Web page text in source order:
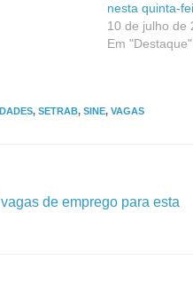
nesta quinta-
10 de julho de
Em "Destaque"
, SETRAB, SINE, VAGAS
de emprego para esta